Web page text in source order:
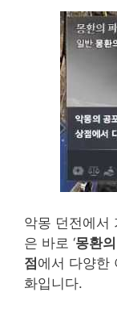
악몽 던전에서
은 바로 ‘몽환
점에서 다양한
화입니다.